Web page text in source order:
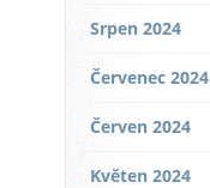
Srpen 2024
Červenec 2024
Červen 2024
Květen 2024